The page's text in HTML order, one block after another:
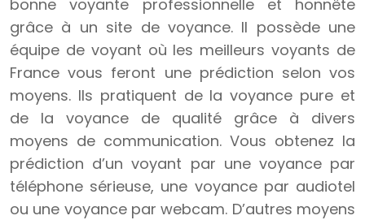
bonne voyante professionnelle et honnête
grâce à un site de voyance. Il possède une
équipe de voyant où les meilleurs voyants de
France vous feront une prédiction selon vos
moyens. Ils pratiquent de la voyance pure et
de la voyance de qualité grâce à divers
moyens de communication. Vous obtenez la
prédiction d’un voyant par une voyance par
téléphone sérieuse, une voyance par audiotel
ou une voyance par webcam. D’autres moyens